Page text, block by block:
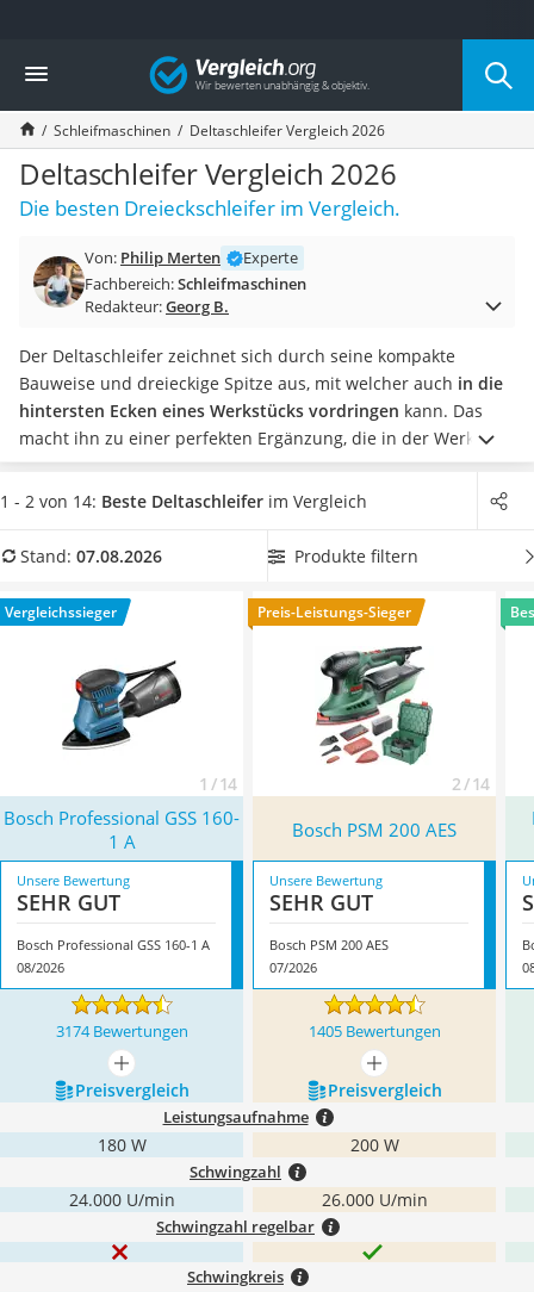
Die beliebtesten Vergleiche nach Kategorie
Baumarkt
Tresor feuerfest
Makita-Akku-Rasenmäher
Kappsäge
Smartes Türschloss
Akku-Rasentrimmer
Split-Klimaanlage 2 Innengeräte
Pelletofen
Tiefbrunnenpumpe
Fliesenschneider
Hochdruckreiniger
Doppelschleifer
Überwachungskamera
Benzinrasenmäher mit Elektrostart
Löschdecke
Winterharte Palmen
Gasdurchlauferhitzer
Vergleich
Schleifmaschinen Deltaschleifer Vergleich 2026
Deltaschleifer Vergleich 2026
Die besten Dreieckschleifer im Vergleich.
Von: Philip Merten
Experte
Fachbereich:Schleifmaschinen
Redakteur:Georg B.
Der Deltaschleifer zeichnet sich durch seine kompakte
Bauweise und dreieckige Spitze aus, mit welcher auch in die
hintersten Ecken eines Werkstücks vordringen kann. Das
macht ihn zu einer perfekten Ergänzung, die in der Werkstatt
nicht fehlen sollte. Wichtig für den Bedienkomfort sind
Lautstärke und Gewicht – In unserer Test- oder
Nutzen Sie in jedem Falle die
standardmäßig vorhandene
anschließen. Keiner vorhanden? Kein Problem! Wir verraten
Ihnen auch, bei welchen Produkten ein Staubfangbeutel
beiliegt. Überzeugt hat uns hier im August 2026 besonders
das ModellBosch Professional GSS 160-1 A* mit seinen
Eigenschaften.
1 - 2 von 14: Beste Deltaschleifer im Vergleich
Stand: 07.08.2026 Produkte filtern
Vergleichssieger
1 / 14
Preis-Leistungs-Sieger
2 / 14
Bosch Professional GSS 160-
1 A
Bosch PSM 200 AES
Unsere Bewertung
SEHR GUT
Bosch Professional GSS 160-1 A
08/2026
Unsere Bewertung
SEHR GUT
Bosch PSM 200 AES
07/2026
3174 Bewertungen 1405 Bewertungen
mehr anzeigen
mehr anzeigen
Preis­vergleich
Preis­vergleich
Leistungsaufnahme
180 W 200 W
Schwingzahl
24.000 U/min 26.000 U/min
Schwingzahl regelbar
Schwingkreis